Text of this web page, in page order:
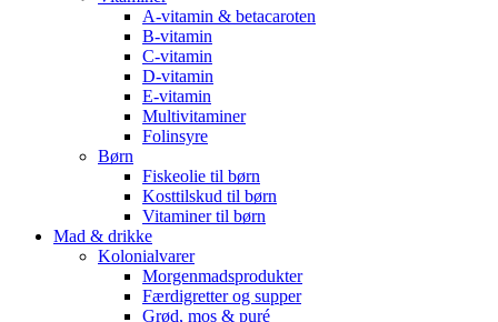
A-vitamin & betacaroten
B-vitamin
C-vitamin
D-vitamin
E-vitamin
Multivitaminer
Folinsyre
Børn
Fiskeolie til børn
Kosttilskud til børn
Vitaminer til børn
Mad & drikke
Kolonialvarer
Morgenmadsprodukter
Færdigretter og supper
Grød, mos & puré